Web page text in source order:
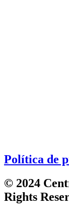
Política de
© 2024
Rights